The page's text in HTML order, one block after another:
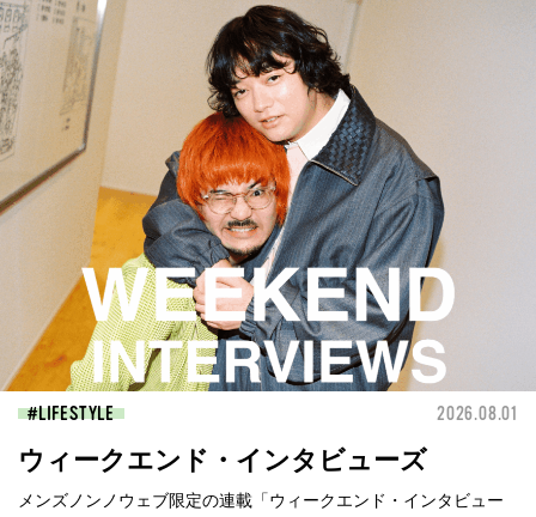
LIFESTYLE 2026.08.01
ウィークエンド・インタビューズ
メンズノンノウェブ限定の連載「ウィークエンド・インタビュー